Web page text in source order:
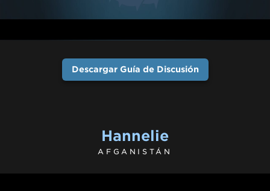
Descargar Guía de Discusión
Hannelie
AFGANISTÁN